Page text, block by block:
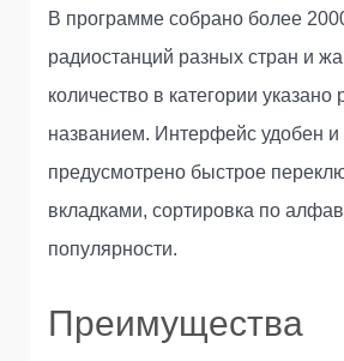
В программе собрано более
радиостанций разных стран и
количество в категории указано
названием. Интерфейс удобен и
предусмотрено быстрое
вкладками, сортировка по
популярности.
Преимущества